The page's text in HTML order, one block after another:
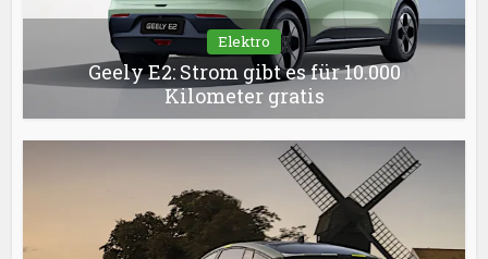
Elektro
Geely E2: Strom gibt es für 10.000
Kilometer gratis